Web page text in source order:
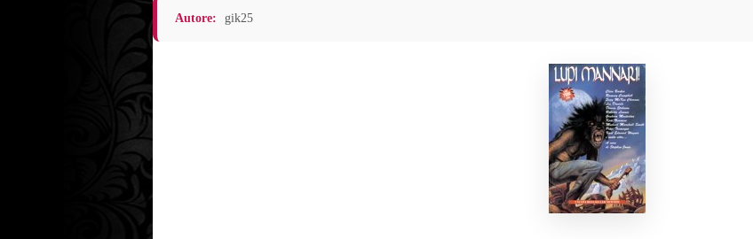
Autore: gik25